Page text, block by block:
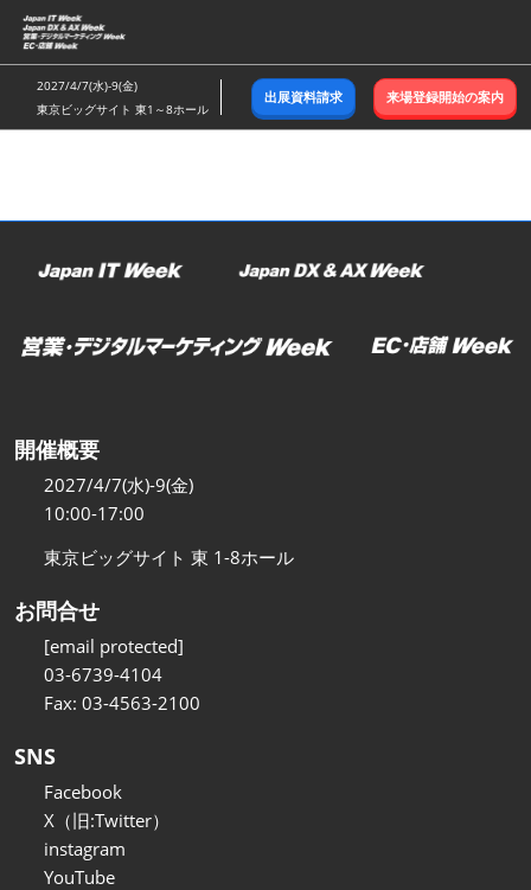
ス
キ
ッ
し
む
2027/4/7(水)-9(金)
東京ビッグサイト 東1～8ホール
出展資料請求 来場登録開始の案内
開催概要
2027/4/7(水)-9(金)
10:00-17:00
東京ビッグサイト 東 1-8ホール
お問合せ
[email protected]
03-6739-4104
Fax: 03-4563-2100
SNS
Facebook
X（旧:Twitter）
instagram
YouTube